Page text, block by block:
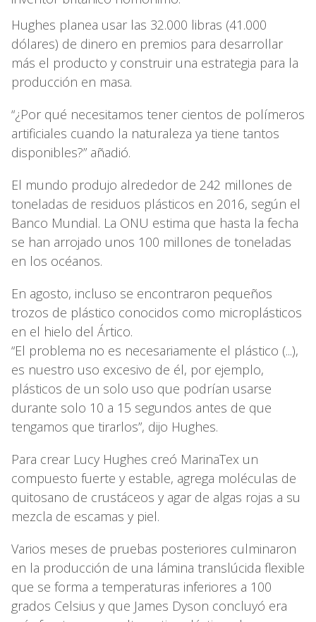
Hughes planea usar las 32.000 libras (41.000
dólares) de dinero en premios para desarrollar
más el producto y construir una estrategia para la
producción en masa.
“¿Por qué necesitamos tener cientos de polímeros
artificiales cuando la naturaleza ya tiene tantos
disponibles?” añadió.
El mundo produjo alrededor de 242 millones de
toneladas de residuos plásticos en 2016, según el
Banco Mundial. La ONU estima que hasta la fecha
se han arrojado unos 100 millones de toneladas
en los océanos.
En agosto, incluso se encontraron pequeños
trozos de plástico conocidos como microplásticos
en el hielo del Ártico.
“El problema no es necesariamente el plástico (...),
es nuestro uso excesivo de él, por ejemplo,
plásticos de un solo uso que podrían usarse
durante solo 10 a 15 segundos antes de que
tengamos que tirarlos”, dijo Hughes.
Para crear Lucy Hughes creó MarinaTex un
compuesto fuerte y estable, agrega moléculas de
quitosano de crustáceos y agar de algas rojas a su
mezcla de escamas y piel.
Varios meses de pruebas posteriores culminaron
en la producción de una lámina translúcida flexible
que se forma a temperaturas inferiores a 100
grados Celsius y que James Dyson concluyó era